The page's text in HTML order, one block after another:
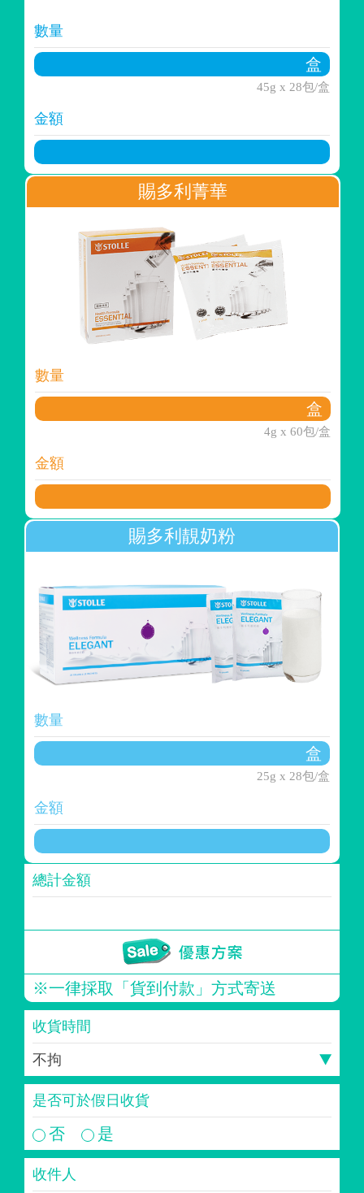
數量
45g x 28包/盒
金額
賜多利菁華
數量
4g x 60包/盒
金額
賜多利靚奶粉
數量
25g x 28包/盒
金額
總計金額
※一律採取「貨到付款」方式寄送
收貨時間
是否可於假日收貨
否 是
收件人